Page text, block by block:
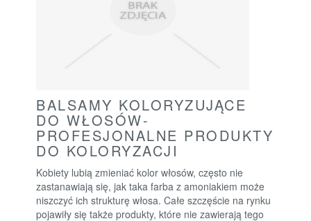
BALSAMY KOLORYZUJĄCE
DO WŁOSÓW-
PROFESJONALNE PRODUKTY
DO KOLORYZACJI
Kobiety lubią zmieniać kolor włosów, często nie
zastanawiają się, jak taka farba z amoniakiem może
niszczyć ich strukturę włosa. Całe szczęście na rynku
pojawiły się także produkty, które nie zawierają tego